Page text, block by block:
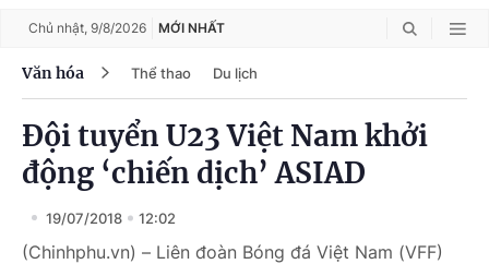
Chủ nhật, 9/8/2026 MỚI NHẤT
Văn hóa Thể thao Du lịch
Đội tuyển U23 Việt Nam khởi
động ‘chiến dịch’ ASIAD
19/07/2018 12:02
(Chinhphu.vn) – Liên đoàn Bóng đá Việt Nam (VFF)